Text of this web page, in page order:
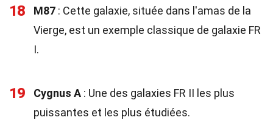
18 M87 : Cette galaxie, située dans l'amas de la
Vierge, est un exemple classique de galaxie FR
I.
19 Cygnus A : Une des galaxies FR II les plus
puissantes et les plus étudiées.